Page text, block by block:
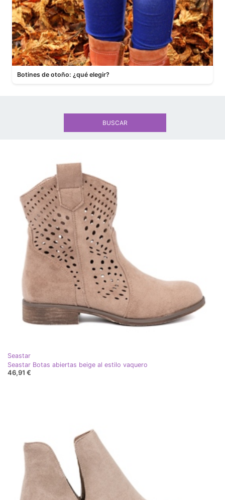
Botines de otoño: ¿qué elegir?
Seastar
Seastar Botas abiertas beige al estilo vaquero
46,91 €
BUSCAR